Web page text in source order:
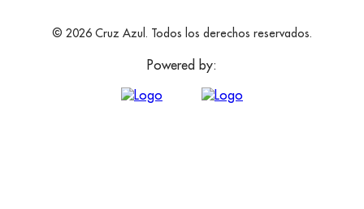
© 2026 Cruz Azul. Todos los derechos reservados.
Powered by: